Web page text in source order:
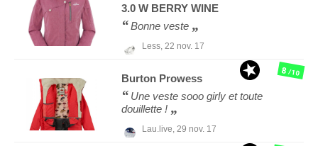
3.0 W BERRY WINE
Bonne veste
Less, 22 nov. 17
Burton Prowess
Une veste sooo girly et toute
douillette !
Lau.live, 29 nov. 17
8/10